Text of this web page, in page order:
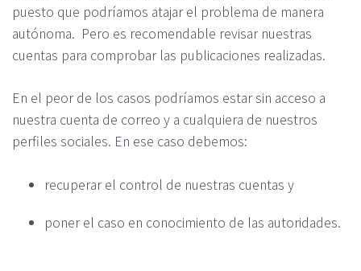
puesto que podríamos atajar el problema de manera
autónoma. Pero es recomendable revisar nuestras
cuentas para comprobar las publicaciones realizadas.
En el peor de los casos podríamos estar sin acceso a
nuestra cuenta de correo y a cualquiera de nuestros
perfiles sociales. En ese caso debemos:
recuperar el control de nuestras cuentas y
poner el caso en conocimiento de las autoridades.